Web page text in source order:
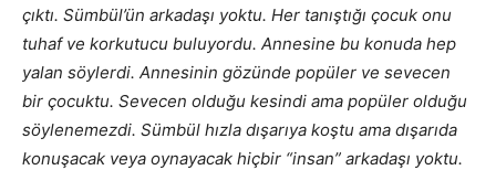
çıktı. Sümbül’ün arkadaşı yoktu. Her tanıştığı çocuk onu
tuhaf ve korkutucu buluyordu. Annesine bu konuda hep
yalan söylerdi. Annesinin gözünde popüler ve sevecen
bir çocuktu. Sevecen olduğu kesindi ama popüler olduğu
söylenemezdi. Sümbül hızla dışarıya koştu ama dışarıda
konuşacak veya oynayacak hiçbir “insan” arkadaşı yoktu.